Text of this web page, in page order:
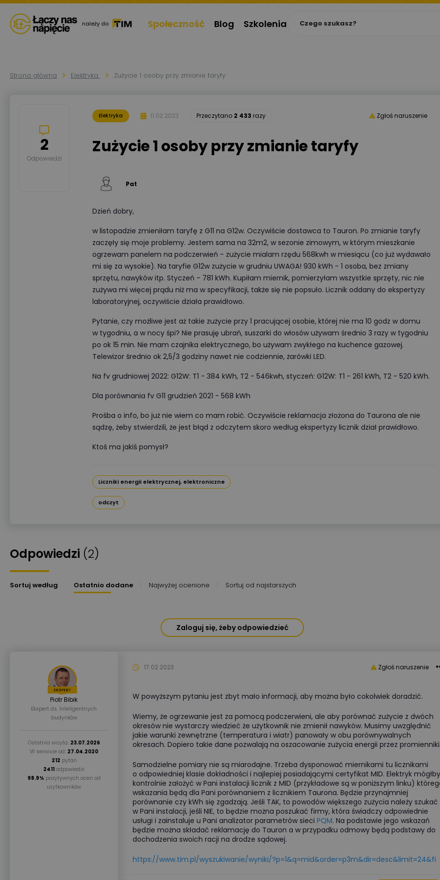
należy do Społeczność Blog Szkolenia
Strona główna Elektryka Zużycie 1 osoby przy zmianie taryfy
Elektryka 11.02.2023 Przeczytano 2 433 razy Zgłoś naruszenie
Zużycie 1 osoby przy zmianie taryfy
Pat
Dzień dobry,
w listopadzie zmieniłam taryfę z G11 na G12w. Oczywiście dostawca to Tauron. Po zmianie taryfy
zaczęły się moje problemy. Jestem sama na 32m2, w sezonie zimowym, w którym mieszkanie
ogrzewam panelem na podczerwień - zużycie mialam rzędu 568kwh w miesiącu (co już wydawało
mi się za wysokie). Na taryfie G12w zużycie w grudniu UWAGA! 930 kWh - 1 osoba, bez zmiany
sprzętu, nawyków itp. Styczeń - 781 kWh. Kupiłam miernik, pomierzyłam wszystkie sprzęty, nic nie
zużywa mi więcej prądu niż ma w specyfikacji, także się nie popsuło. Licznik oddany do ekspertyzy
laboratoryjnej, oczywiście działa prawidłowo.
Pytanie, czy możliwe jest aż takie zużycie przy 1 pracującej osobie, której nie ma 10 godz w domu
w tygodniu, a w nocy śpi? Nie prasuję ubrań, suszarki do włosów używam średnio 3 razy w tygodniu
po ok 15 min. Nie mam czajnika elektrycznego, bo używam zwykłego na kuchence gazowej.
Telewizor średnio ok 2,5/3 godziny nawet nie codziennie, żarówki LED.
Na fv grudniowej 2022: G12W: T1 - 384 kWh, T2 - 546kwh, styczeń: G12W: T1 - 261 kWh, T2 - 520 kWh.
Dla porównania fv G11 grudzień 2021 - 568 kWh
Prośba o info, bo już nie wiem co mam robić. Oczywiście reklamacja złożona do Taurona ale nie
sądzę, żeby stwierdzili, że jest błąd z odczytem skoro według ekspertyzy licznik dział prawidłowo.
Ktoś ma jakiś pomysł?
Liczniki energii elektrycznej, elektroniczne
odczyt
2
Odpowiedzi
Odpowiedzi (2)
Sortuj według Ostatnio dodane Najwyżej ocenione Sortuj od najstarszych
Zaloguj się, żeby odpowiedzieć
Piotr Bibik
Ekspert ds. Inteligentnych
budynków
Ostatnia wizyta: 23.07.2026
W serwisie od: 27.04.2020
212 pytań
2411 odpowiedzi
98.9% pozytywnych ocen od
użytkowników
Zgłoś naruszenie
17.02.2023
W powyższym pytaniu jest zbyt mało informacji, aby można było cokolwiek doradzić.
Wiemy, że ogrzewanie jest za pomocą podczerwieni, ale aby porównać zużycie z dwóch
okresów nie wystarczy wiedzieć że użytkownik nie zmienił nawyków. Musimy uwzględnić
jakie warunki zewnętrzne (temperatura i wiatr) panowały w obu porównywalnych
okresach. Dopiero takie dane pozwalają na oszacowanie zużycia energii przez promienniki.
Samodzielne pomiary nie są miarodajne. Trzeba dysponować miernikami tu licznikami
o odpowiedniej klasie dokładności i najlepiej posiadającymi certyfikat MID. Elektryk mógłby
kontrolnie założyć w Pani instalacji licznik z MID (przykładowe są w poniższym linku)
wskazania będą dla Pani porównaniem z licznikiem Taurona. Będzie przynajmniej
porównanie czy kWh się zgadzają. Jeśli TAK, to powodów większego zużycia należy szukać
w Pani instalacji, jeśli NIE, to będzie można poszukać firmy, która świadczy odpowiednie
usługi i zainstaluje u Pani analizator parametrów sieci PQM. Na podstawie jego wskazań
będzie można składać reklamację do Tauron a w przypadku odmowy będą podstawy do
dochodzenia swoich racji na drodze sądowej.
https://www.tim.pl/wyszukiwanie/wyniki/?p=1&q=mid&order=p3m&dir=desc&limit=24&fi